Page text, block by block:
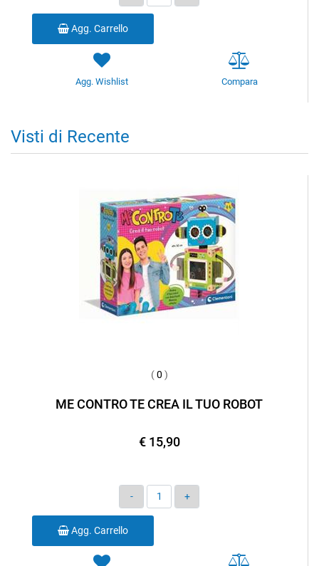
Agg. Carrello
Agg. Wishlist Compara
Visti di Recente
(0 )
ME CONTRO TE CREA IL TUO ROBOT
€ 15,90
Quantità
Agg. Carrello